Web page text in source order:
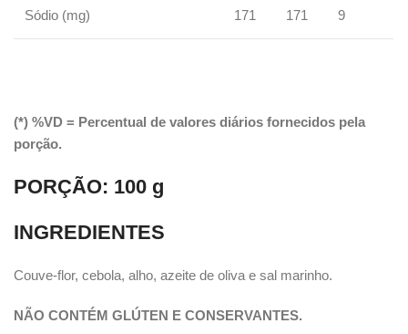
Sódio (mg) 171 171 9
(*) %VD = Percentual de valores diários fornecidos pela
porção.
PORÇÃO: 100 g
INGREDIENTES
Couve-flor, cebola, alho, azeite de oliva e sal marinho.
NÃO CONTÉM GLÚTEN E CONSERVANTES.